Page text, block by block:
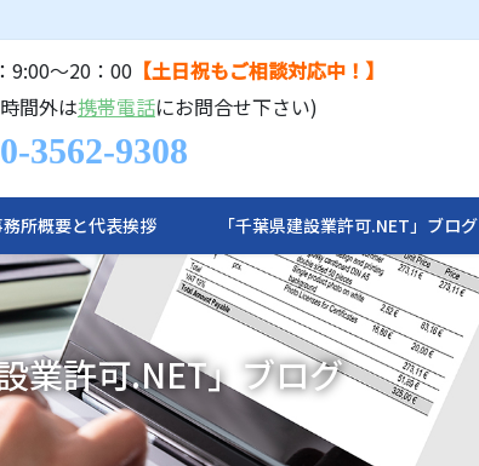
9:00〜20：00 【土日祝もご相談対応中！】
間外は携帯電話にお問合せ下さい)
3562-9308
所概要と代表挨拶 「千葉県建設業許可.NET」ブログ
業許可.NET」ブログ